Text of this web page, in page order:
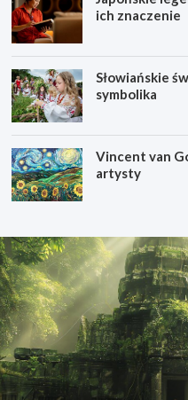
ich znaczenie
Słowiańskie
symbolika
Vincent van
artysty